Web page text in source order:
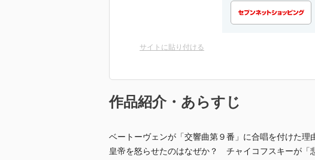
サイトに貼り付ける
作品紹介・あらすじ
ベートーヴェンが「交響曲第９番」に合唱を付けた
皇帝を怒らせたのはなぜか？ チャイコフスキーが